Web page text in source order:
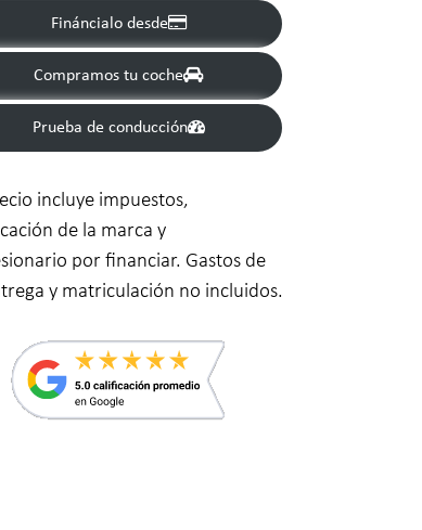
Fináncialo desde
Compramos tu coche
Prueba de conducción
incluye impuestos,
de la marca y
por financiar. Gastos de
y matriculación no incluidos.